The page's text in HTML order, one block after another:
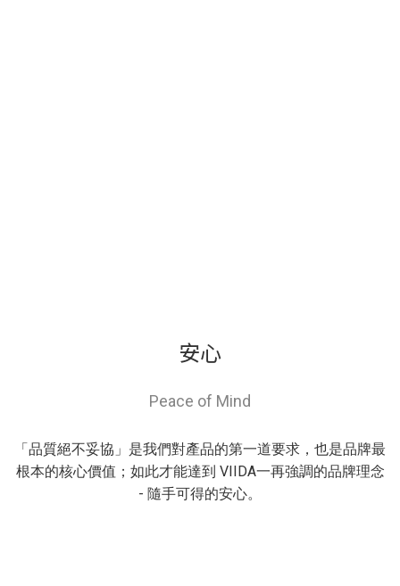
安心
Peace of Mind
「品質絕不妥協」是我們對產品的第一道要求，也是品牌最
根本的核心價值；如此才能達到 VIIDA一再強調的品牌理念
- 隨手可得的安心。